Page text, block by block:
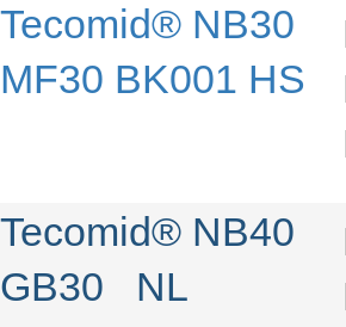
Tecomid® NB30
MF30 BK001 HS
Tecomid® NB40
GB30 NL